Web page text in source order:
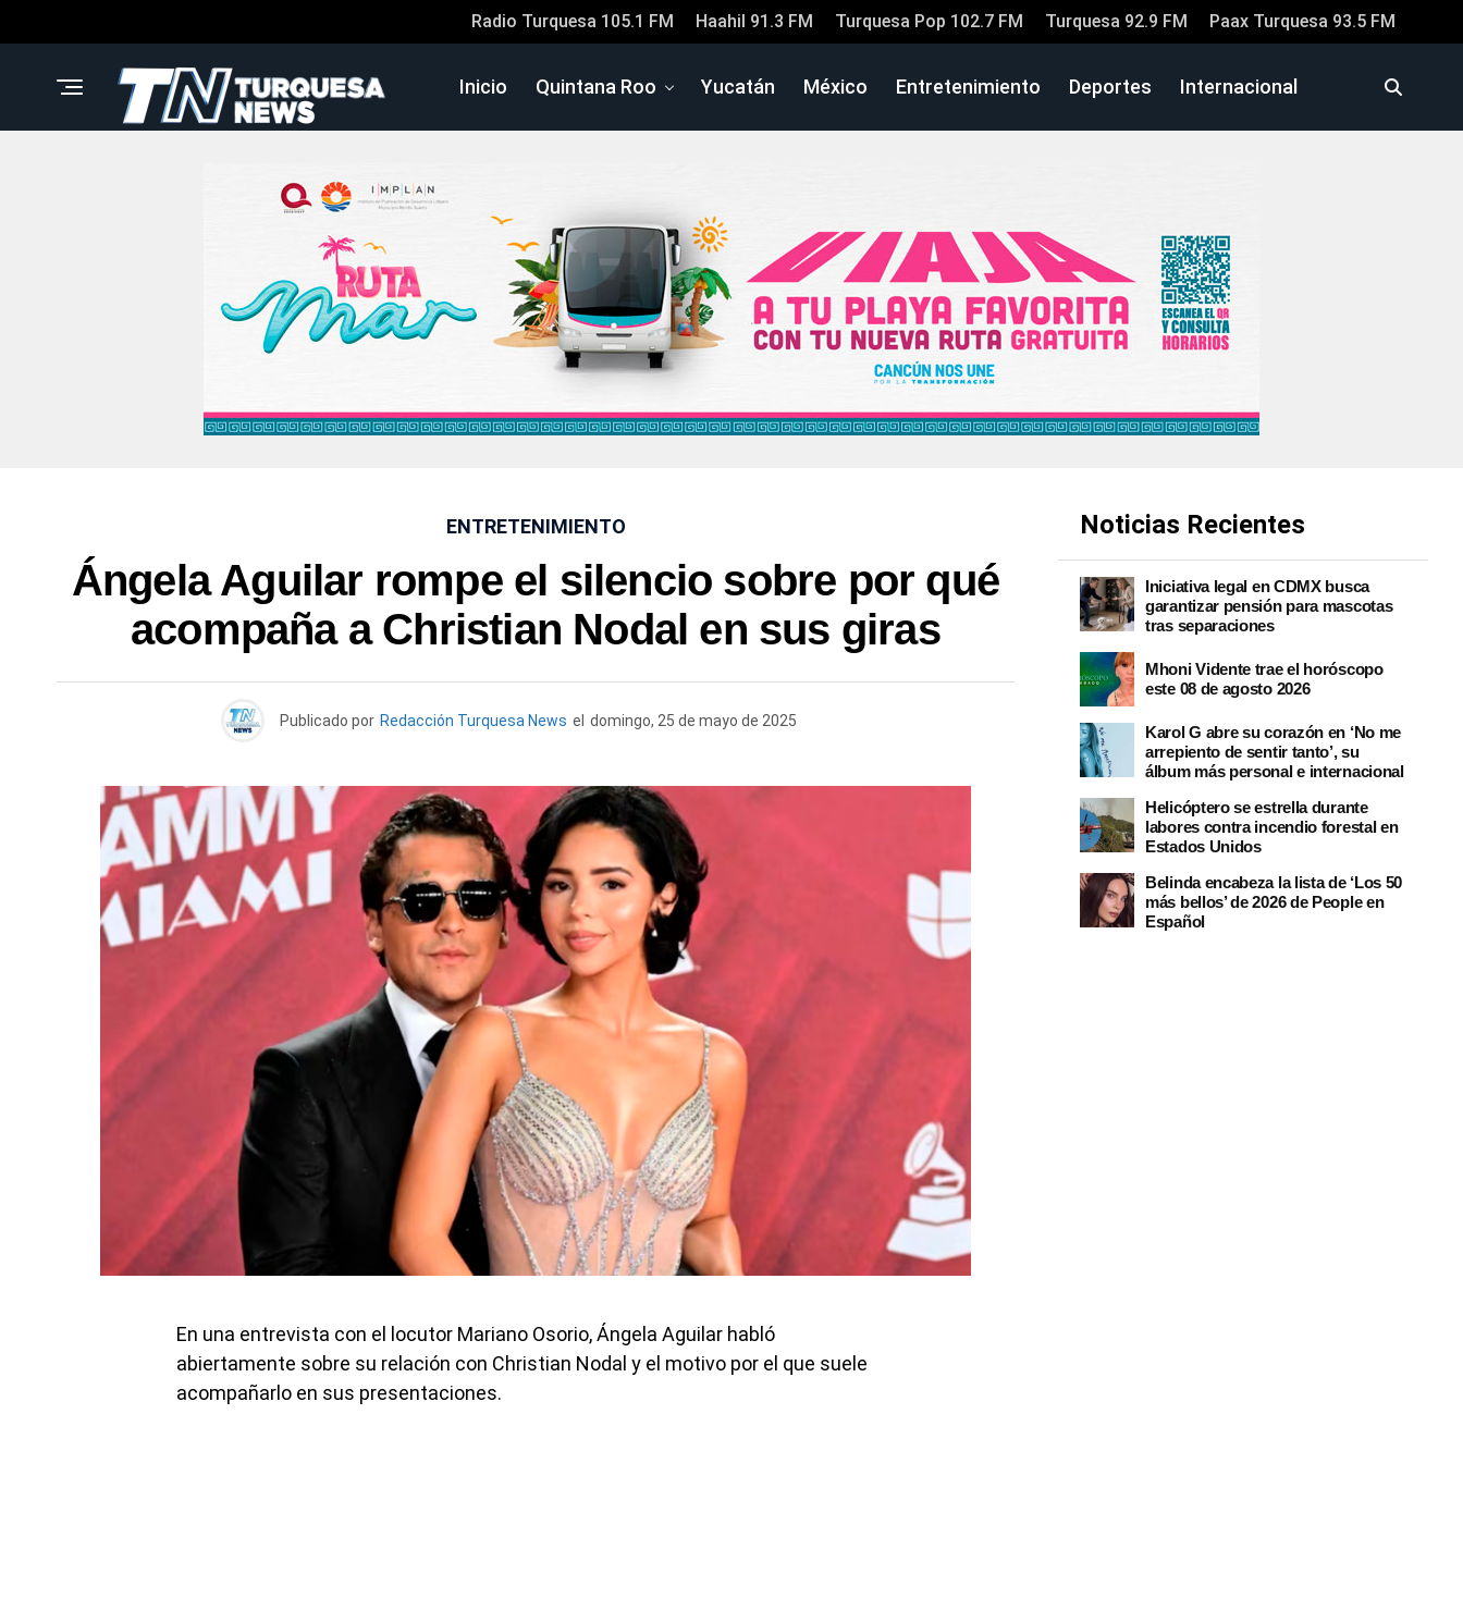
Radio Turquesa 105.1 FM Haahil 91.3 FM Turquesa Pop 102.7 FM Turquesa 92.9 FM Paax Turquesa 93.5 FM
Inicio Quintana Roo Yucatán México Entretenimiento Deportes Internacional
ENTRETENIMIENTO
Ángela Aguilar rompe el silencio sobre por qué
acompaña a Christian Nodal en sus giras
Publicado por Redacción Turquesa News el domingo, 25 de mayo de 2025
En una entrevista con el locutor Mariano Osorio, Ángela Aguilar habló
abiertamente sobre su relación con Christian Nodal y el motivo por el que suele
acompañarlo en sus presentaciones.
Noticias Recientes
Iniciativa legal en CDMX busca
garantizar pensión para mascotas
tras separaciones
Mhoni Vidente trae el horóscopo
este 08 de agosto 2026
Karol G abre su corazón en ‘No me
arrepiento de sentir tanto’, su
álbum más personal e internacional
Helicóptero se estrella durante
labores contra incendio forestal en
Estados Unidos
Belinda encabeza la lista de ‘Los 50
más bellos’ de 2026 de People en
Español